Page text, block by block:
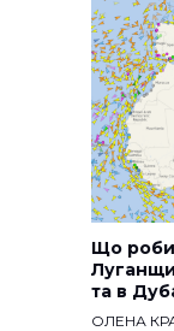
Що
та в
ОЛЕНА